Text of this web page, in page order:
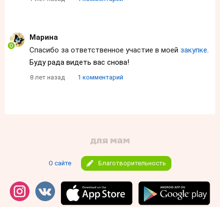
Марина
Спасибо за ответственное участие в моей закупке.
Буду рада видеть вас снова!
8 лет назад 1 комментарий
О сайте Благотворительность